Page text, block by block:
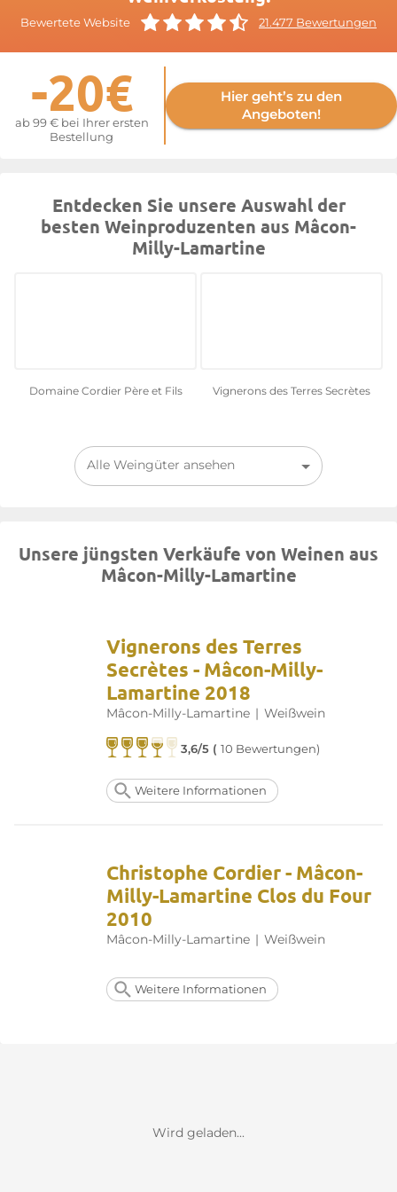
der Domaine Christophe Cordier hervorzuheben.
Bewertete Website 21.477 Bewertungen
-20€
ab 99 € bei Ihrer ersten
Bestellung
Hier geht’s zu den
Angeboten!
Entdecken Sie unsere Auswahl der
besten Weinproduzenten aus Mâcon-
Milly-Lamartine
Domaine Cordier Père et Fils Vignerons des Terres Secrètes
Alle Weingüter ansehen
Unsere jüngsten Verkäufe von Weinen aus
Mâcon-Milly-Lamartine
Vignerons des Terres
Secrètes - Mâcon-Milly-
Lamartine 2018
Mâcon-Milly-Lamartine | Weißwein
3,6/5 (10 Bewertungen)
Weitere Informationen
Christophe Cordier - Mâcon-
Milly-Lamartine Clos du Four
2010
Mâcon-Milly-Lamartine | Weißwein
Weitere Informationen
Wird geladen...